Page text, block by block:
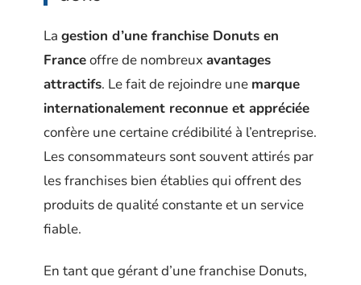
La gestion d’une franchise Donuts en
Franceoffre de nombreux avantages
attractifs. Le fait de rejoindre une marque
internationalement reconnue et appréciée
confère une certaine crédibilité à l’entreprise.
Les consommateurs sont souvent attirés par
les franchises bien établies qui offrent des
produits de qualité constante et un service
fiable.
En tant que gérant d’une franchise Donuts,